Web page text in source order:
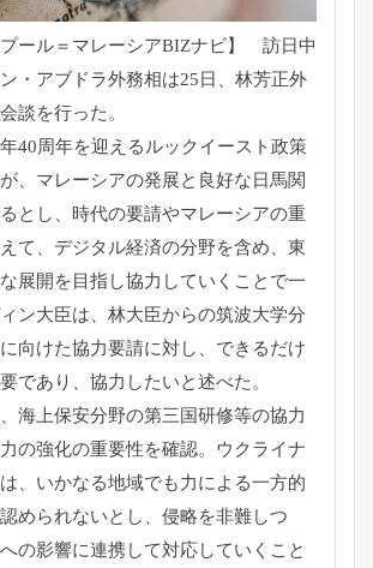
プール＝マレーシアBIZナビ】 訪日中
・アブドラ外務相は25日、 林芳正外
談を行った。
40周年を迎えるルックイースト政策
が、マレーシアの発展と良好な日馬関
とし、 時代の要請やマレーシアの重
て、 デジタル経済の分野を含め、 東
展開を目指し協力していくことで一
ン大臣は、 林大臣からの筑波大学分
向けた協力要請に対し、 できるだけ
であり、協力したいと述べた。
海上保安分野の第三国研修等の協力
の強化の重要性を確認。ウクライナ
、 いかなる地域でも力による一方的
められないとし、 侵略を非難しつ
の影響に連携して対応していくこと